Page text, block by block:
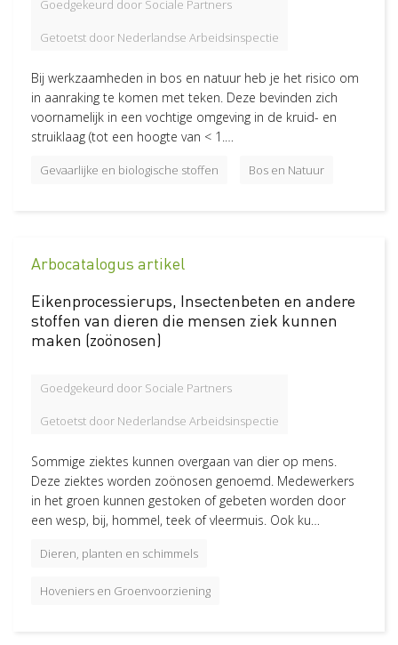
Goedgekeurd door Sociale Partners
Getoetst door Nederlandse Arbeidsinspectie
Bij werkzaamheden in bos en natuur heb je het risico om
in aanraking te komen met teken. Deze bevinden zich
voornamelijk in een vochtige omgeving in de kruid- en
struiklaag (tot een hoogte van < 1.…
Gevaarlijke en biologische stoffen Bos en Natuur
Arbocatalogus artikel
Eikenprocessierups, Insectenbeten en andere
stoffen van dieren die mensen ziek kunnen
maken (zoönosen)
Goedgekeurd door Sociale Partners
Getoetst door Nederlandse Arbeidsinspectie
Sommige ziektes kunnen overgaan van dier op mens.
Deze ziektes worden zoönosen genoemd. Medewerkers
in het groen kunnen gestoken of gebeten worden door
een wesp, bij, hommel, teek of vleermuis. Ook ku…
Dieren, planten en schimmels
Hoveniers en Groenvoorziening